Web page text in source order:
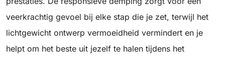
veerkrachtig gevoel bij elke stap die je zet, terwijl het
lichtgewicht ontwerp vermoeidheid vermindert en je
helpt om het beste uit jezelf te halen tijdens het